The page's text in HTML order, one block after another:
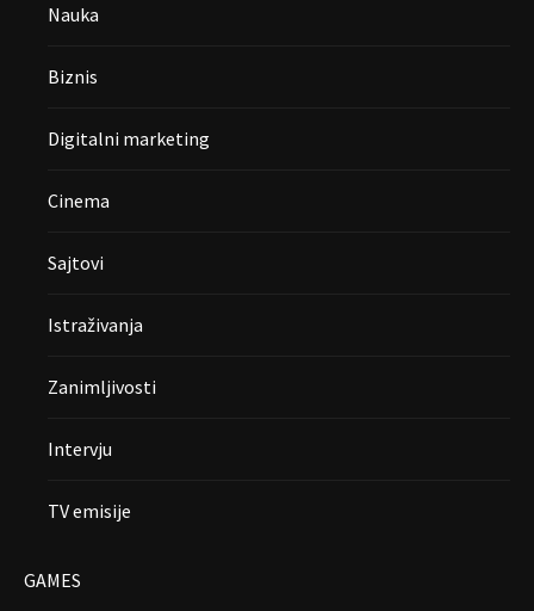
Nauka
Biznis
Digitalni marketing
Cinema
Sajtovi
Istraživanja
Zanimljivosti
Intervju
TV emisije
GAMES